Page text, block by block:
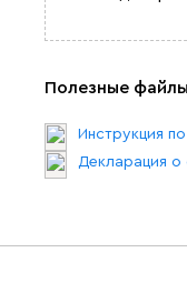
Полезные файлы
Инструкция
Декларация о